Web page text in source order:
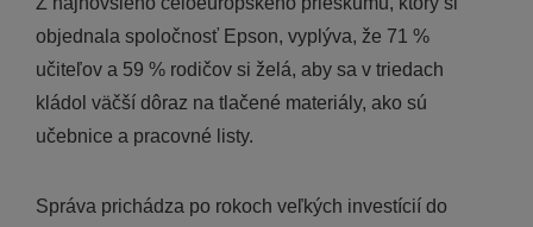
objednala spoločnosť Epson, vyplýva, že 71 %
učiteľov a 59 % rodičov si želá, aby sa v triedach
kládol väčší dôraz na tlačené materiály, ako sú
učebnice a pracovné listy.
Správa prichádza po rokoch veľkých investícií do